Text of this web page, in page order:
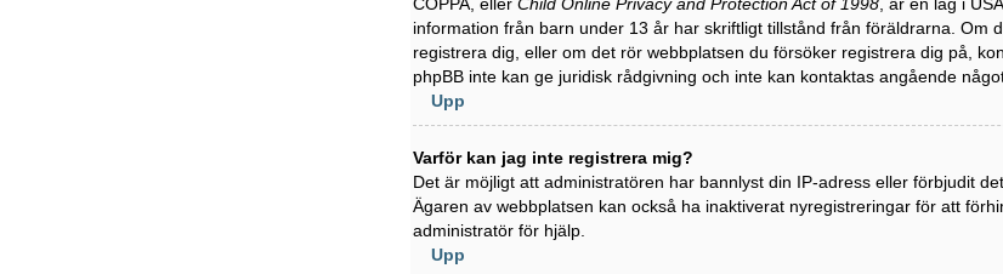
COPPA, eller Child Online Privacy and Protection Act of 1998, är en lag i
information från barn under 13 år har skriftligt tillstånd från föräldrarna. Om
registrera dig, eller om det rör webbplatsen du försöker registrera dig på,
phpBB inte kan ge juridisk rådgivning och inte kan kontaktas angående
Upp
Varför kan jag inte registrera mig?
Det är möjligt att administratören har bannlyst din IP-adress eller förbjudit
Ägaren av webbplatsen kan också ha inaktiverat nyregistreringar för att
administratör för hjälp.
Upp